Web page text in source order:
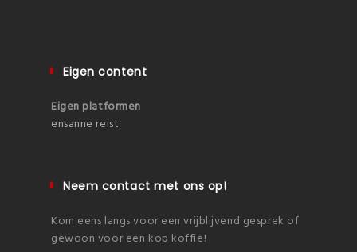
Eigen content
Eigen platformen
ensanne reist
Neem contact met ons op!
Kom eens langs voor een vrijblijvend gesprek of
gewoon voor een kop koffie!